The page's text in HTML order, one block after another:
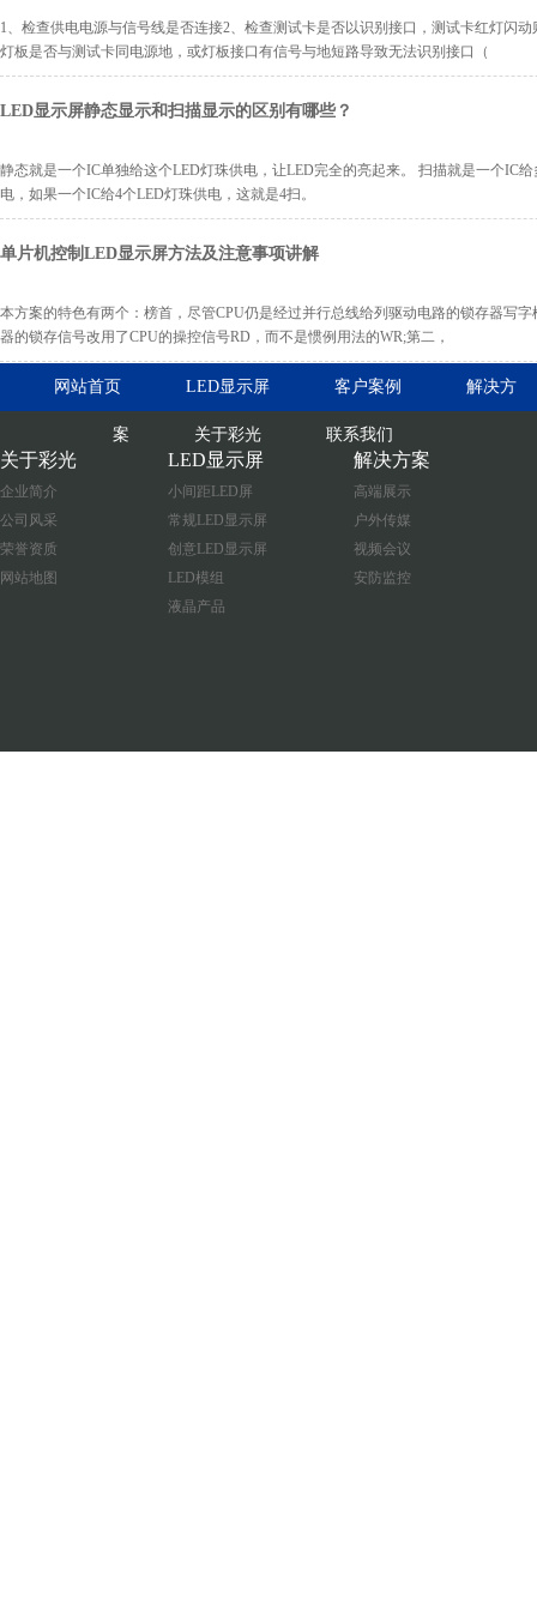
1、检查供电电源与信号线是否连接2、检查测试卡是否以识别接口，测试卡红灯闪
灯板是否与测试卡同电源地，或灯板接口有信号与地短路导致无法识别接口（
LED显示屏静态显示和扫描显示的区别有哪些？
静态就是一个IC单独给这个LED灯珠供电，让LED完全的亮起来。 扫描就是一个IC
电，如果一个IC给4个LED灯珠供电，这就是4扫。
单片机控制LED显示屏方法及注意事项讲解
本方案的特色有两个：榜首，尽管CPU仍是经过并行总线给列驱动电路的锁存器写
器的锁存信号改用了CPU的操控信号RD，而不是惯例用法的WR;第二，
网站首页 LED显示屏 客户案例 解决方
案 关于彩光 联系我们
关于彩光
企业简介
公司风采
荣誉资质
网站地图
LED显示屏
小间距LED屏
常规LED显示屏
创意LED显示屏
LED模组
液晶产品
解决方案
高端展示
户外传媒
视频会议
安防监控